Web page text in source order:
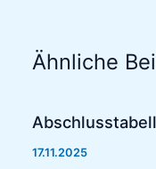
Ähnliche
17.11.2025